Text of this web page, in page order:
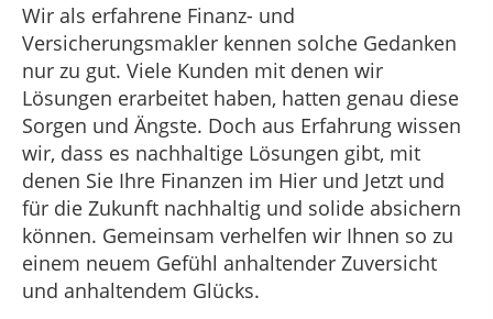
Wir als erfahrene Finanz- und
Versicherungsmakler kennen solche Gedanken
nur zu gut. Viele Kunden mit denen wir
Lösungen erarbeitet haben, hatten genau diese
Sorgen und Ängste. Doch aus Erfahrung wissen
wir, dass es nachhaltige Lösungen gibt, mit
denen Sie Ihre Finanzen im Hier und Jetzt und
für die Zukunft nachhaltig und solide absichern
können. Gemeinsam verhelfen wir Ihnen so zu
einem neuem Gefühl anhaltender Zuversicht
und anhaltendem Glücks.